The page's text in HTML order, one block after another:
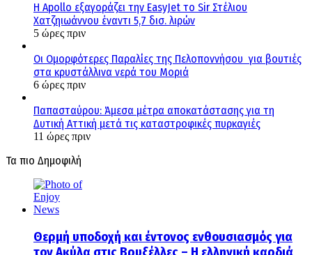
Η Apollo εξαγοράζει την EasyJet το Sir Στέλιου
Χατζηιωάννου έναντι 5,7 δισ. λιρών
5 ώρες πριν
Οι Ομορφότερες Παραλίες της Πελοποννήσου για βουτιές
στα κρυστάλλινα νερά του Μοριά
6 ώρες πριν
Παπασταύρου: Άμεσα μέτρα αποκατάστασης για τη
Δυτική Αττική μετά τις καταστροφικές πυρκαγιές
11 ώρες πριν
Τα πιο Δημοφιλή
Θερμή υποδοχή και έντονος ενθουσιασμός για